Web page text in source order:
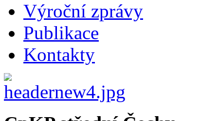
Výroční zprávy
Publikace
Kontakty